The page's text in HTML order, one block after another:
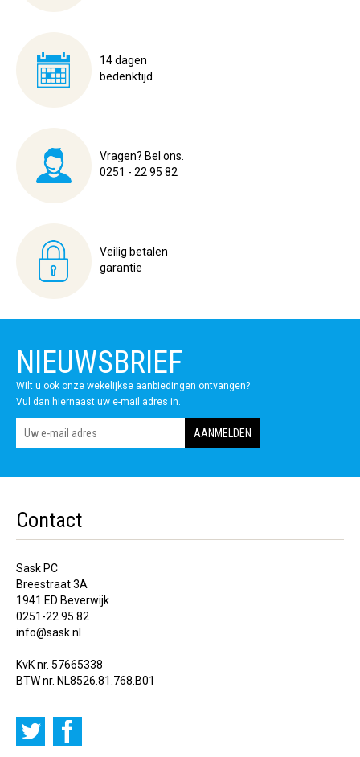
14 dagen
bedenktijd
Vragen? Bel ons.
0251 - 22 95 82
Veilig betalen
garantie
NIEUWSBRIEF
Wilt u ook onze wekelijkse aanbiedingen ontvangen?
Vul dan hiernaast uw e-mail adres in.
Contact
Sask PC
Breestraat 3A
1941 ED Beverwijk
0251-22 95 82
info@sask.nl
KvK nr. 57665338
BTW nr. NL8526.81.768.B01